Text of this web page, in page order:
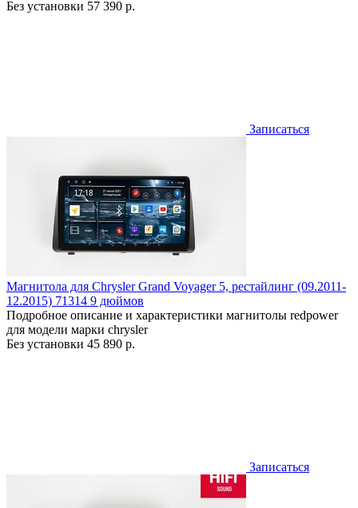
Без установки 57 390 р.
Записаться
Магнитола для Chrysler Grand Voyager 5, рестайлинг (09.2011-
12.2015) 71314 9 дюймов
Подробное описание и характеристики магнитолы redpower
для модели марки chrysler
Без установки 45 890 р.
Записаться